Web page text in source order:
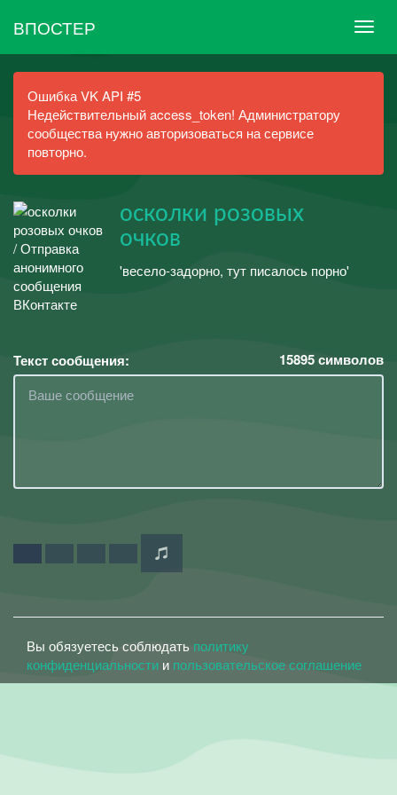
ВПОСТЕР
Ошибка VK API #5
Недействительный access_token! Администратору
сообщества нужно авторизоваться на сервисе
повторно.
осколки розовых
очков
'весело-задорно, тут писалось порно'
Текст сообщения: 15895символов
Вы обязуетесь соблюдать политику
конфиденциальности и пользовательское соглашение